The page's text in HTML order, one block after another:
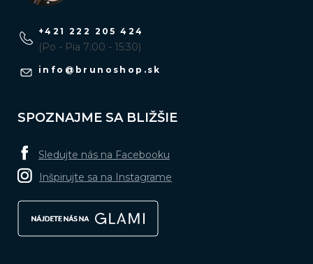
info @ brunoshop.sk
+421 222 205 424
(Po - Pia 7:00 - 15:30)
SPOZNAJME SA BLIŽŠIE
Sledujte nás na Facebooku
Inšpirujte sa na Instagrame